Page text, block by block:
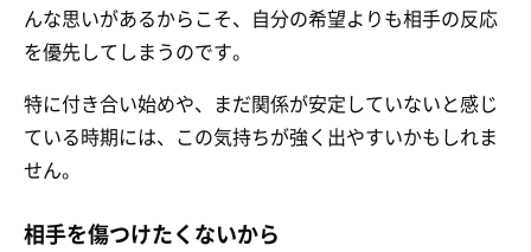
んな思いがあるからこそ、自分の希望よりも相手の反応
を優先してしまうのです。
特に付き合い始めや、まだ関係が安定していないと感じ
ている時期には、この気持ちが強く出やすいかもしれま
せん。
相手を傷つけたくないから